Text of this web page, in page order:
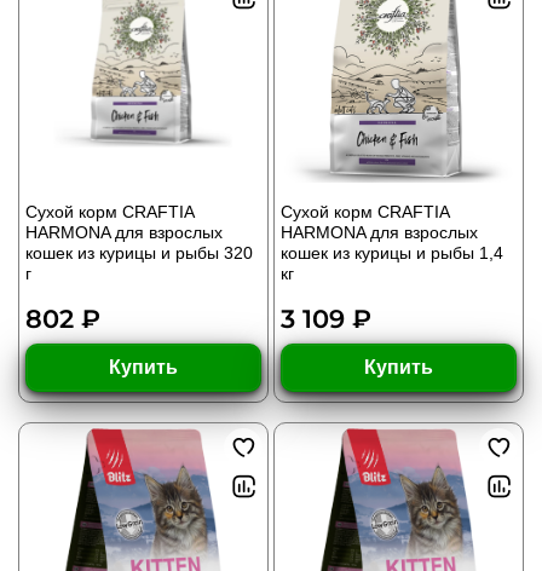
Сухой корм CRAFTIA
HARMONA для взрослых
кошек из курицы и рыбы 320
г
802 ₽
Купить
Сухой корм CRAFTIA
HARMONA для взрослых
кошек из курицы и рыбы 1,4
кг
3 109 ₽
Купить